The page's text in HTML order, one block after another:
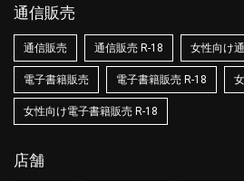
通信販売
通信販売 通信販売 R-18 女性向け
電子書籍販売 電子書籍販売 R-18
女性向け電子書籍販売 R-18
店舗